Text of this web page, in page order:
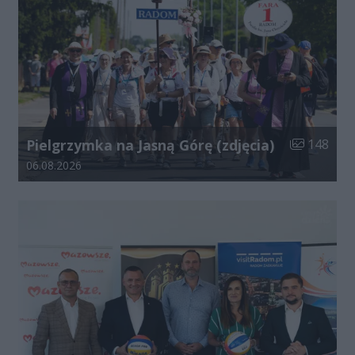
Pielgrzymka na Jasną Górę (zdjęcia) Liczba
148
Data dodania galerii:
06.08.2026